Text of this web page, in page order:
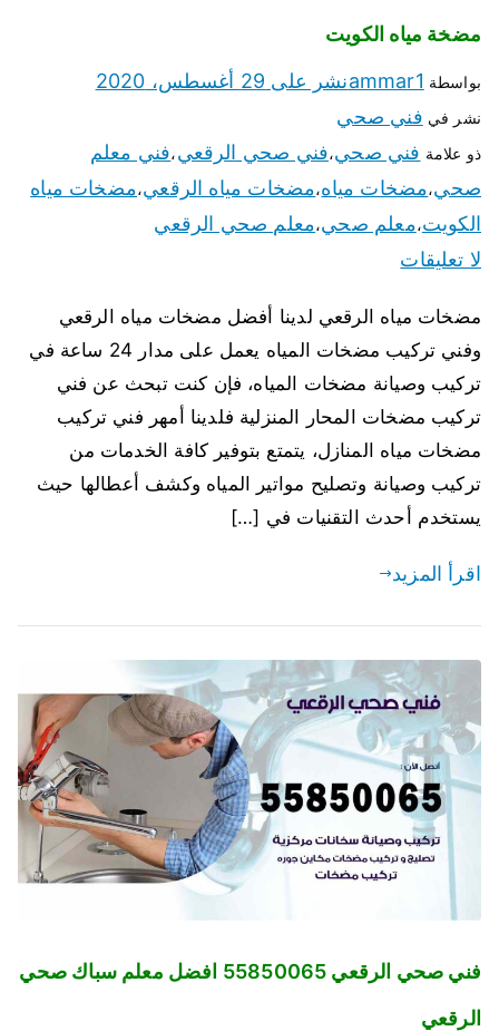
مضخة مياه الكويت
بواسطة ammar1نشر على 29 أغسطس، 2020
نشر في فني صحي
ذو علامة فني صحي،فني صحي الرقعي،فني معلم
صحي،مضخات مياه،مضخات مياه الرقعي،مضخات مياه
الكويت،معلم صحي،معلم صحي الرقعي
لا تعليقات
مضخات مياه الرقعي لدينا أفضل مضخات مياه الرقعي
وفني تركيب مضخات المياه يعمل على مدار 24 ساعة في
تركيب وصيانة مضخات المياه، فإن كنت تبحث عن فني
تركيب مضخات المحار المنزلية فلدينا أمهر فني تركيب
مضخات مياه المنازل، يتمتع بتوفير كافة الخدمات من
تركيب وصيانة وتصليح مواتير المياه وكشف أعطالها حيث
يستخدم أحدث التقنيات في […]
اقرأ المزيد
فني صحي الرقعي 55850065 افضل معلم سباك صحي
الرقعي